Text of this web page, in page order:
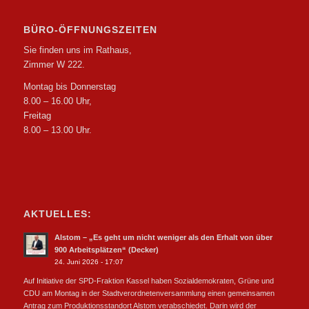
BÜRO-ÖFFNUNGSZEITEN
Sie finden uns im Rathaus,
Zimmer W 222.
Montag bis Donnerstag
8.00 – 16.00 Uhr,
Freitag
8.00 – 13.00 Uhr.
AKTUELLES:
Alstom – „Es geht um nicht weniger als den Erhalt von über
900 Arbeitsplätzen“ (Decker)
24. Juni 2026 - 17:07
Auf Initiative der SPD-Fraktion Kassel haben Sozialdemokraten, Grüne und
CDU am Montag in der Stadtverordnetenversammlung einen gemeinsamen
Antrag zum Produktionsstandort Alstom verabschiedet. Darin wird der